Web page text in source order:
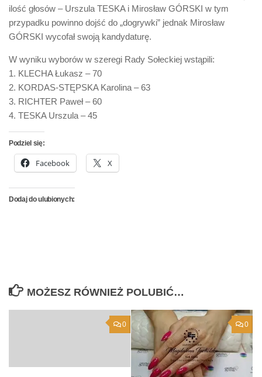
ilość głosów – Urszula TESKA i Mirosław GÓRSKI w tym
przypadku powinno dojść do „dogrywki” jednak Mirosław
GÓRSKI wycofał swoją kandydaturę.
W wyniku wyborów w szeregi Rady Sołeckiej wstąpili:
1. KLECHA Łukasz – 70
2. KORDAS-STĘPSKA Karolina – 63
3. RICHTER Paweł – 60
4. TESKA Urszula – 45
Podziel się:
Facebook X
Dodaj do ulubionych:
MOŻESZ RÓWNIEŻ POLUBIĆ…
0 0